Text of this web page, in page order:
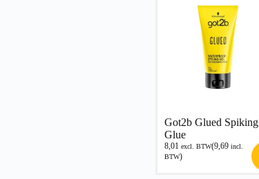
Got2b Glued Spiking
Glue
8,01 excl. BTW(9,69 incl.
BTW)